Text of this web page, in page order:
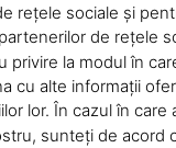
Pregătiri pentru
Piatra-Neamţ“
ADMINISTRATIE iunie
Meniurile
sub lupa
ADMINISTRATIE mai
rețele sociale și
de rețele
privire la modul în
cu alte informații
lor. În cazul în
sunteți de acord